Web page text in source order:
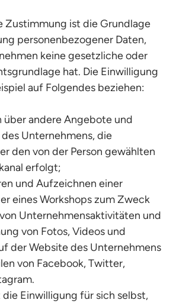
Zustimmung ist die Grundlage
personenbezogener Daten,
keine gesetzliche oder
hat. Die Einwilligung
auf Folgendes beziehen:
andere Angebote und
Unternehmens, die
den von der Person gewählten
erfolgt;
und Aufzeichnen einer
eines Workshops zum Zweck
Unternehmensaktivitäten und
von Fotos, Videos und
der Website des Unternehmens
von Facebook, Twitter,
die Einwilligung für sich selbst,